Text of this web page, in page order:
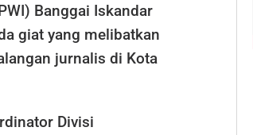
Banggai Iskandar
giat yang melibatkan
jurnalis di Kota
Divisi